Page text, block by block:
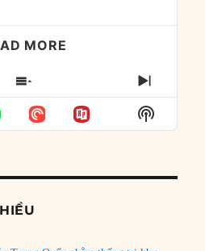
MORE
SHOW
EPISODES
LIST
NEXT
Show
Podcast